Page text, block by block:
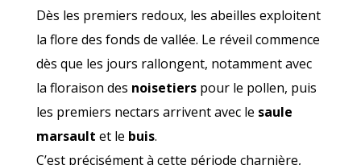
Dès les premiers redoux, les abeilles exploitent
la flore des fonds de vallée. Le réveil commence
dès que les jours rallongent, notamment avec
la floraison des noisetierspour le pollen, puis
les premiers nectars arrivent avec le saule
marsault et le buis.
C’est précisément à cette période charnière,